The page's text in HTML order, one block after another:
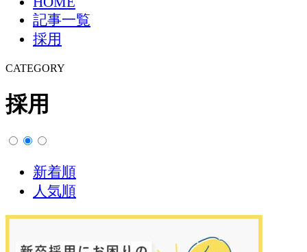
記事一覧
採用
CATEGORY
採用
新着順
人気順